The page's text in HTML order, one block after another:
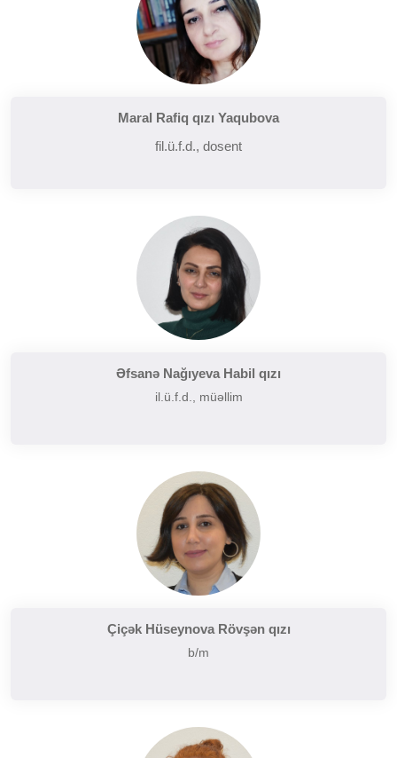
Maral Rafiq qızı Yaqubova
fil.ü.f.d., dosent
Əfsanə Nağıyeva Habil qızı
il.ü.f.d., müəllim
Çiçək Hüseynova Rövşən qızı
b/m